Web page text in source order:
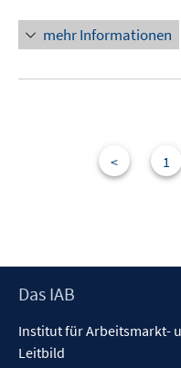
mehr Informationen
< 1
Footer
Das IAB
Institut für Arbeitsmarkt-
Leitbild